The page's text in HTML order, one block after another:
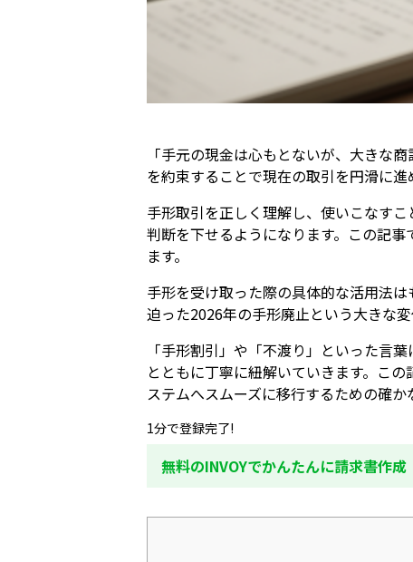
「手元の現金は心もとないが、大きな
を約束することで現在の取引を円滑に
手形取引を正しく理解し、使いこなす
判断を下せるようになります。この記
ます。
手形を受け取った際の具体的な活用法
迫った2026年の手形廃止という大きな
「手形割引」や「不渡り」といった言
とともに丁寧に紐解いていきます。こ
ステムへスムーズに移行するための確か
1分で登録完了!
無料のINVOYでかんたんに請求書作成